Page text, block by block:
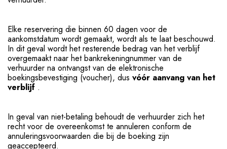
Elke reservering die binnen 60 dagen voor de
aankomstdatum wordt gemaakt, wordt als te laat beschouwd.
In dit geval wordt het resterende bedrag van het verblijf
overgemaakt naar het bankrekeningnummer van de
verhuurder na ontvangst van de elektronische
boekingsbevestiging (voucher), dus vóór aanvang van het
verblijf .
In geval van niet-betaling behoudt de verhuurder zich het
recht voor de overeenkomst te annuleren conform de
annuleringsvoorwaarden die bij de boeking zijn
geaccepteerd.